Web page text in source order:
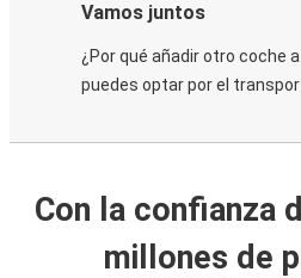
Vamos juntos
¿Por qué añadir otro coche
puedes optar por el
Con la confianza
millones de